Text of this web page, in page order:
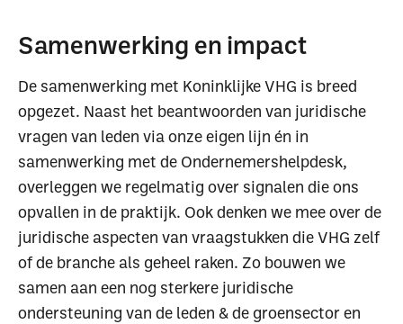
Samenwerking en impact
De samenwerking met Koninklijke VHG is breed
opgezet. Naast het beantwoorden van juridische
vragen van leden via onze eigen lijn én in
samenwerking met de Ondernemershelpdesk,
overleggen we regelmatig over signalen die ons
opvallen in de praktijk. Ook denken we mee over de
juridische aspecten van vraagstukken die VHG zelf
of de branche als geheel raken. Zo bouwen we
samen aan een nog sterkere juridische
ondersteuning van de leden & de groensector en